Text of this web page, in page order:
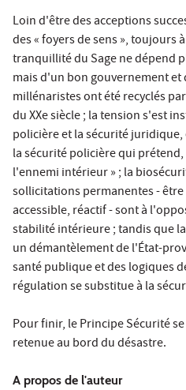
Loin d'être des acceptions
des « foyers de sens », toujours
tranquillité du Sage ne dépend
mais d'un bon gouvernement
millénaristes ont été recyclés
du XXe siècle ; la tension s'est
policière et la sécurité
la sécurité policière qui
l'ennemi intérieur » ; la
sollicitations permanentes -
accessible, réactif - sont à
stabilité intérieure ; tandis que
un démantèlement de l'État-
santé publique et des logiques
régulation se substitue à la
Pour finir, le Principe Sécurité
retenue au bord du désastre.
A propos de l'auteur